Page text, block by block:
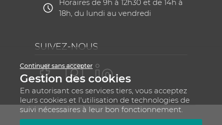
Horaires de 9h à 12h30 et de 14h à
18h, du lundi au vendredi
SUIVEZ-NOUS
Continuer sans accepter
Gestion des cookies
En autorisant ces services tiers, vous acceptez
leurs cookies et l'utilisation de technologies de
suivi nécessaires à leur bon fonctionnement.